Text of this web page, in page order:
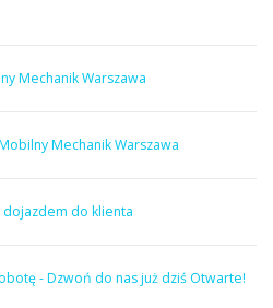
Mechanik Warszawa
Mechanik Warszawa
dojazdem do klienta
- Dzwoń do nas już dziś Otwarte!